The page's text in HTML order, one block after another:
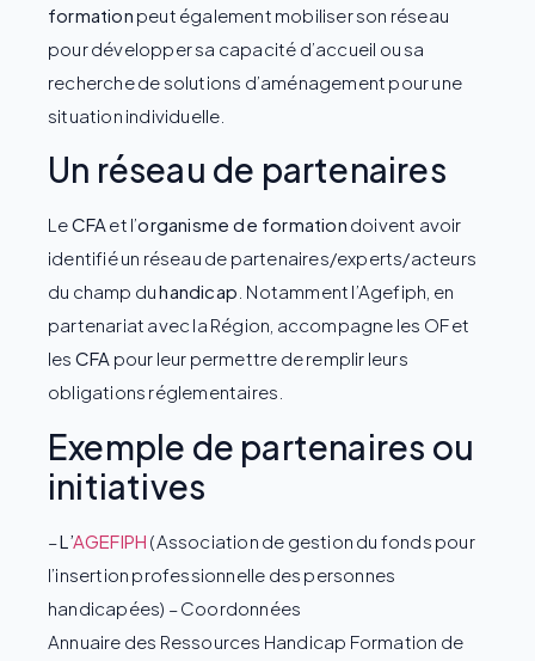
formation peut également mobiliser son réseau
pour développer sa capacité d’accueil ou sa
recherche de solutions d’aménagement pour une
situation individuelle.
Un réseau de partenaires
LeCFA et l’organisme de formation doivent avoir
identifié un réseau de partenaires/experts/acteurs
du champ duhandicap . Notamment l’Agefiph, en
partenariat avec la Région, accompagne les OF et
les CFA pour leur permettre de remplir leurs
obligations réglementaires.
Exemple de partenaires ou
initiatives
–L’AGEFIPH (Association de gestion du fonds pour
l’insertion professionnelle des personnes
handicapées) – Coordonnées
Annuaire des Ressources Handicap Formation de